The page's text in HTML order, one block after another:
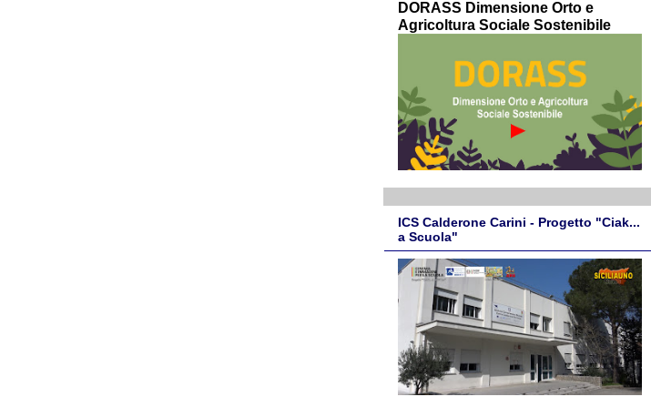
DORASS Dimensione Orto e
Agricoltura Sociale Sostenibile
ICS Calderone Carini - Progetto "Ciak...
a Scuola"